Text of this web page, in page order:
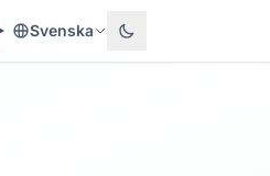
Svenska